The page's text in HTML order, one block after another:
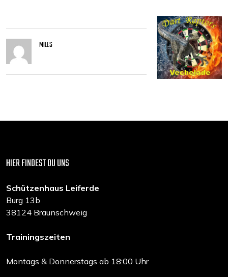
MILES
HIER FINDEST DU UNS
Schützenhaus Leiferde
Burg 13b
38124 Braunschweig
Trainingszeiten
Montags & Donnerstags ab 18:00 Uhr